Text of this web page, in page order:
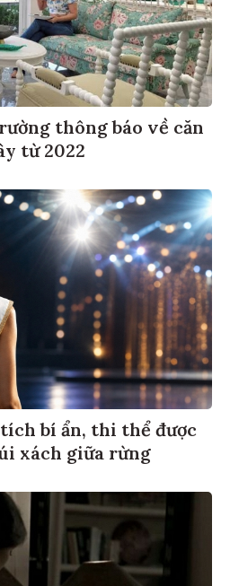
thông báo về căn
từ 2022
bí ẩn, thi thể được
xách giữa rừng